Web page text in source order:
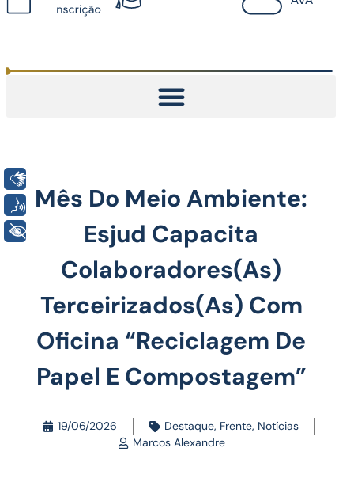
Mês Do Meio Ambiente:
Esjud Capacita
Colaboradores(as)
Terceirizados(as) Com
Oficina “Reciclagem De
Papel E Compostagem”
19/06/2026 Destaque, Frente, Notícias
Marcos Alexandre
Voz
+ Acessibilidade